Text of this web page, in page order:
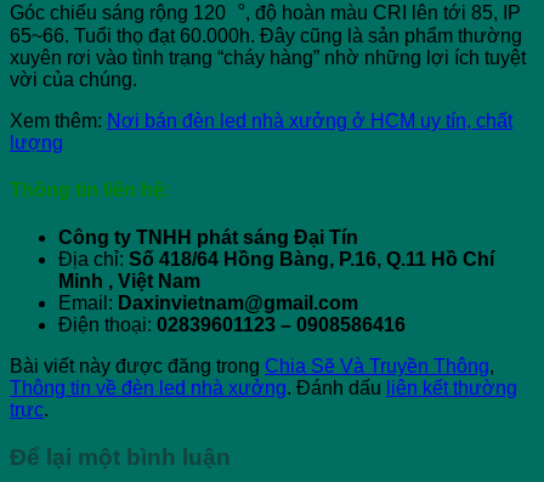
Góc chiếu sáng rộng 120︒, độ hoàn màu CRI lên tới 85, IP
65~66. Tuổi thọ đạt 60.000h. Đây cũng là sản phẩm thường
xuyên rơi vào tình trạng “cháy hàng” nhờ những lợi ích tuyệt
vời của chúng.
Xem thêm: Nơi bán đèn led nhà xưởng ở HCM uy tín, chất
lượng
Thông tin liên hệ:
Công ty TNHH phát sáng Đại Tín
Địa chỉ: Số 418/64 Hồng Bàng, P.16, Q.11 Hồ Chí
Minh , Việt Nam
Email: Daxinvietnam@gmail.com
Điện thoại: 02839601123 – 0908586416
Bài viết này được đăng trong Chia Sẽ Và Truyền Thông,
Thông tin về đèn led nhà xưởng. Đánh dấu liên kết thường
trực.
Để lại một bình luận